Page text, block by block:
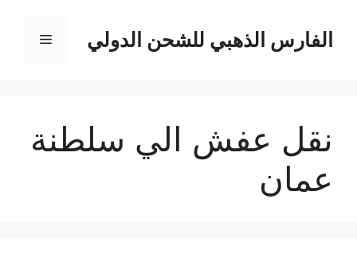
المحتوىالفارس الذهبي للشحن الدولي القائمة
نقل عفش الي سلطنة
عمان